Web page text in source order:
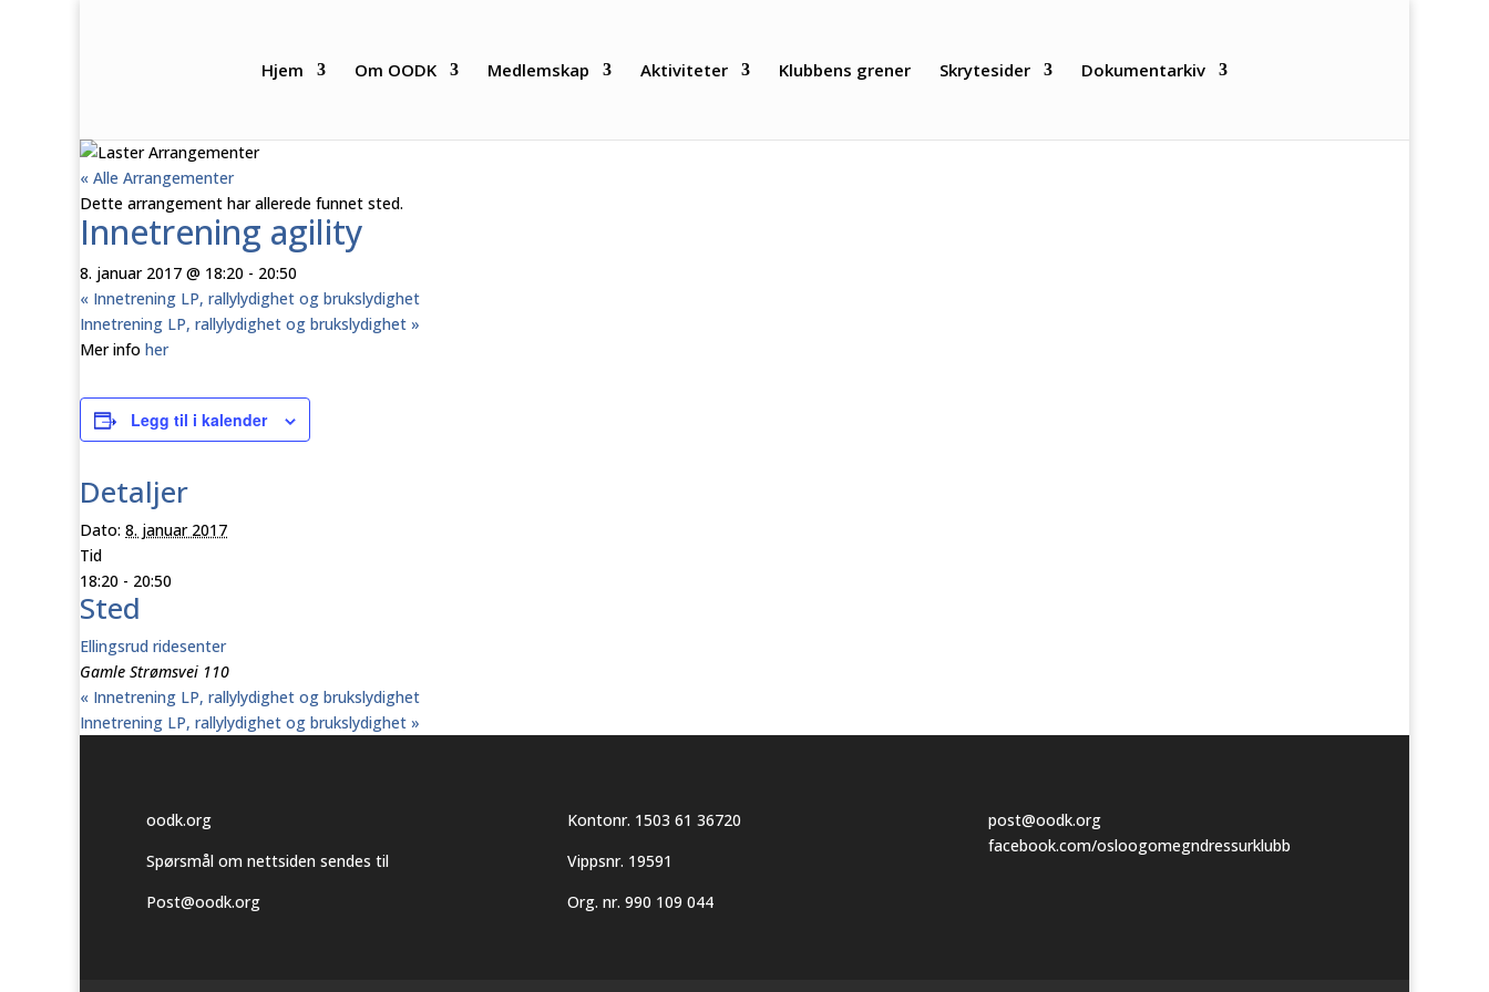
Hjem Om OODK Medlemskap Aktiviteter Klubbens grener Skrytesider Dokumentarkiv
« Alle Arrangementer
Dette arrangement har allerede funnet sted.
Innetrening agility
8. januar 2017 @ 18:20 - 20:50
« Innetrening LP, rallylydighet og brukslydighet
Innetrening LP, rallylydighet og brukslydighet »
Mer info her
Legg til i kalender
Detaljer
Dato: 8. januar 2017
Tid
18:20 - 20:50
Sted
Ellingsrud ridesenter
Gamle Strømsvei 110
« Innetrening LP, rallylydighet og brukslydighet
Innetrening LP, rallylydighet og brukslydighet »
oodk.org
Spørsmål om nettsiden sendes til
Post@oodk.org
Kontonr. 1503 61 36720
Vippsnr. 19591
Org. nr. 990 109 044
post@oodk.org
facebook.com/osloogomegndressurklubb